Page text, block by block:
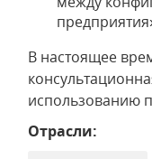
В настоящее
использованию
Отрасли: